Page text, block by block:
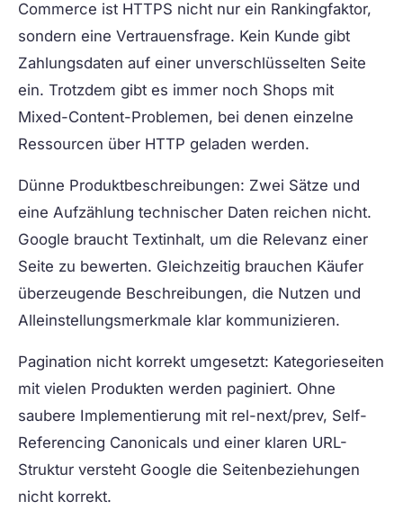
Commerce ist HTTPS nicht nur ein Rankingfaktor,
sondern eine Vertrauensfrage. Kein Kunde gibt
Zahlungsdaten auf einer unverschlüsselten Seite
ein. Trotzdem gibt es immer noch Shops mit
Mixed-Content-Problemen, bei denen einzelne
Ressourcen über HTTP geladen werden.
Dünne Produktbeschreibungen: Zwei Sätze und
eine Aufzählung technischer Daten reichen nicht.
Google braucht Textinhalt, um die Relevanz einer
Seite zu bewerten. Gleichzeitig brauchen Käufer
überzeugende Beschreibungen, die Nutzen und
Alleinstellungsmerkmale klar kommunizieren.
Pagination nicht korrekt umgesetzt: Kategorieseiten
mit vielen Produkten werden paginiert. Ohne
saubere Implementierung mit rel-next/prev, Self-
Referencing Canonicals und einer klaren URL-
Struktur versteht Google die Seitenbeziehungen
nicht korrekt.